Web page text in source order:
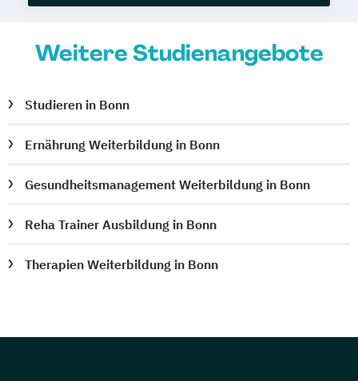
Weitere Studienangebote
Studieren in Bonn
Ernährung Weiterbildung in Bonn
Gesundheitsmanagement Weiterbildung in Bonn
Reha Trainer Ausbildung in Bonn
Therapien Weiterbildung in Bonn